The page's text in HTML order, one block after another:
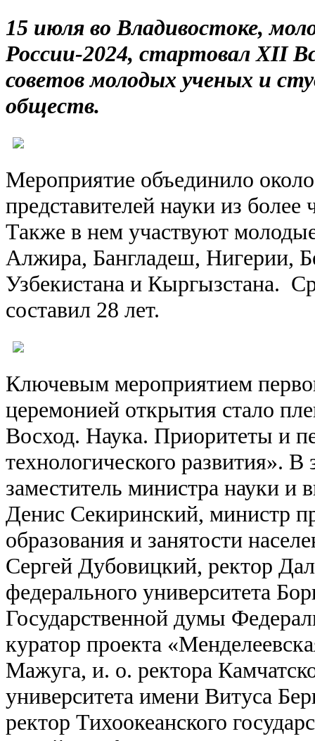
15 июля во Владивостоке,
России-2024, стартовал XII
советов молодых ученых и
обществ.
Мероприятие объединило
представителей науки из
Также в нем участвуют
Алжира, Бангладеш, Нигерии,
Узбекистана и Кыргызстана.
составил 28 лет.
Ключевым мероприятием
церемонией открытия стало
Восход. Наука. Приоритеты и
технологического развития».
заместитель министра науки и
Денис Секиринский, министр
образования и занятости
Сергей Дубовицкий, ректор
федерального университета
Государственной думы
куратор проекта
Мажуга, и. о. ректора
университета имени Витуса
ректор Тихоокеанского